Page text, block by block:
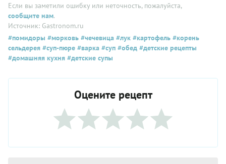
Если вы заметили ошибку или неточность, пожалуйста,
сообщите нам.
Источник: Gastronom.ru
#помидоры #морковь #чечевица #лук #картофель #корень
сельдерея #суп-пюре #варка #суп #обед #детские рецепты
#домашняя кухня #детские супы
Оцените рецепт